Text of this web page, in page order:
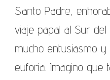
Santo Padre,
viaje papal al Sur
mucho entusiasmo y
euforia. Imagino que